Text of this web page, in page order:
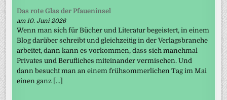
Das rote Glas der Pfaueninsel
am 10. Juni 2026
Wenn man sich für Bücher und Literatur begeistert, in einem
Blog darüber schreibt und gleichzeitig in der Verlagsbranche
arbeitet, dann kann es vorkommen, dass sich manchmal
Privates und Berufliches miteinander vermischen. Und
dann besucht man an einem frühsommerlichen Tag im Mai
einen ganz […]